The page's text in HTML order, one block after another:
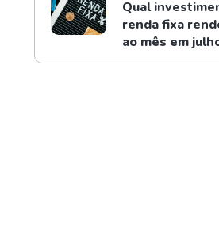
Qual
renda fixa
ao mês em
2026?